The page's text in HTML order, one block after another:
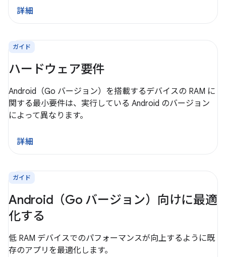
詳細
ガイド
ハードウェア要件
Android（Go バージョン）を搭載するデバイスの RAM に
関する最小要件は、実行している Android のバージョン
によって異なります。
詳細
ガイド
Android（Go バージョン）向けに最適
化する
低 RAM デバイスでのパフォーマンスが向上するように既
存のアプリを最適化します。